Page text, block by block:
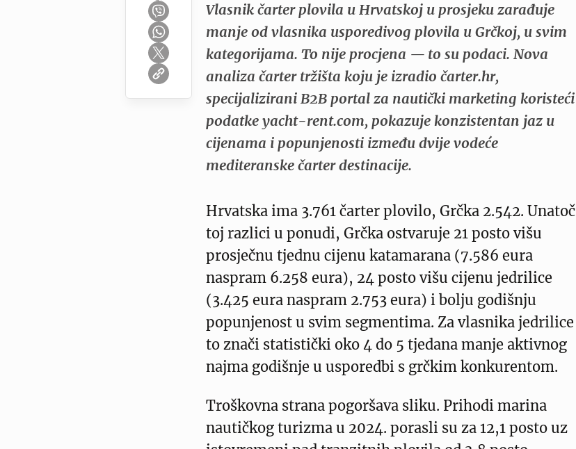
Vlasnik čarter plovila u Hrvatskoj u prosjeku zarađuje
manje od vlasnika usporedivog plovila u Grčkoj, u svim
kategorijama. To nije procjena — to su podaci. Nova
analiza čarter tržišta koju je izradio čarter.hr,
specijalizirani B2B portal za nautički marketing koristeći
podatke yacht-rent.com, pokazuje konzistentan jaz u
cijenama i popunjenosti između dvije vodeće
mediteranske čarter destinacije.
Hrvatska ima 3.761 čarter plovilo, Grčka 2.542. Unatoč
toj razlici u ponudi, Grčka ostvaruje 21 posto višu
prosječnu tjednu cijenu katamarana (7.586 eura
naspram 6.258 eura), 24 posto višu cijenu jedrilice
(3.425 eura naspram 2.753 eura) i bolju godišnju
popunjenost u svim segmentima. Za vlasnika jedrilice
to znači statistički oko 4 do 5 tjedana manje aktivnog
najma godišnje u usporedbi s grčkim konkurentom.
Troškovna strana pogoršava sliku. Prihodi marina
nautičkog turizma u 2024. porasli su za 12,1 posto uz